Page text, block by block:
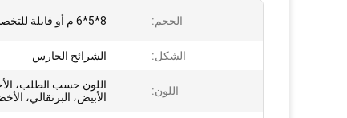
الحجم: 8*5*6 م أو قابلة للتخصيص
الشكل: الشرائح الحارس
اللون:
اللون حسب الطلب،
الأبيض، البرتقالي،